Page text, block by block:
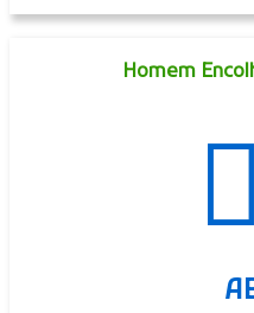
Homem